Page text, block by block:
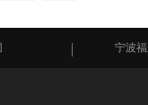
宁波福尔达智